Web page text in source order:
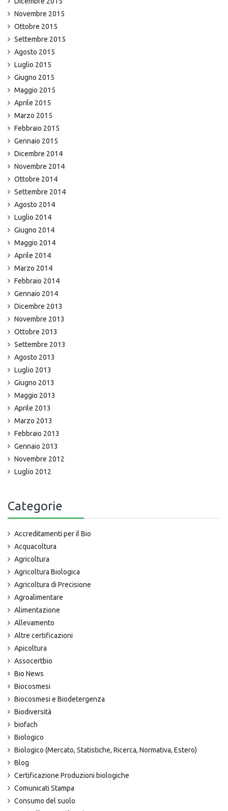
Novembre 2015
Ottobre 2015
Settembre 2015
Agosto 2015
Luglio 2015
Giugno 2015
Maggio 2015
Aprile 2015
Marzo 2015
Febbraio 2015
Gennaio 2015
Dicembre 2014
Novembre 2014
Ottobre 2014
Settembre 2014
Agosto 2014
Luglio 2014
Giugno 2014
Maggio 2014
Aprile 2014
Marzo 2014
Febbraio 2014
Gennaio 2014
Dicembre 2013
Novembre 2013
Ottobre 2013
Settembre 2013
Agosto 2013
Luglio 2013
Giugno 2013
Maggio 2013
Aprile 2013
Marzo 2013
Febbraio 2013
Gennaio 2013
Novembre 2012
Luglio 2012
Categorie
Accreditamenti per il Bio
Acquacoltura
Agricoltura
Agricoltura Biologica
Agricoltura di Precisione
Agroalimentare
Alimentazione
Allevamento
Altre certificazioni
Apicoltura
Assocertbio
Bio News
Biocosmesi
Biocosmesi e Biodetergenza
Biodiversità
biofach
Biologico
Biologico (Mercato, Statistiche, Ricerca, Normativa, Estero)
Blog
Certificazione Produzioni biologiche
Comunicati Stampa
Consumo del suolo